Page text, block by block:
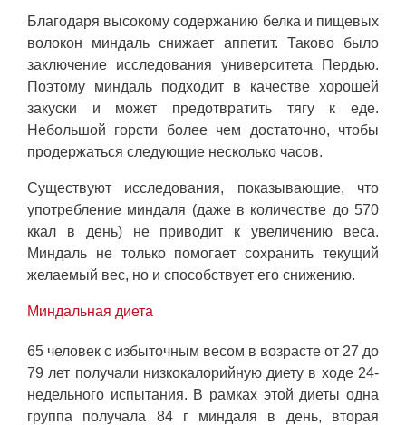
Благодаря высокому содержанию белка и пищевых
волокон миндаль снижает аппетит. Таково было
заключение исследования университета Пердью.
Поэтому миндаль подходит в качестве хорошей
закуски и может предотвратить тягу к еде.
Небольшой горсти более чем достаточно, чтобы
продержаться следующие несколько часов.
Существуют исследования, показывающие, что
употребление миндаля (даже в количестве до 570
ккал в день) не приводит к увеличению веса.
Миндаль не только помогает сохранить текущий
желаемый вес, но и способствует его снижению.
Миндальная диета
65 человек с избыточным весом в возрасте от 27 до
79 лет получали низкокалорийную диету в ходе 24-
недельного испытания. В рамках этой диеты одна
группа получала 84 г миндаля в день, вторая